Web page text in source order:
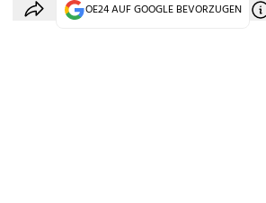
OE24 AUF GOOGLE BEVORZUGEN